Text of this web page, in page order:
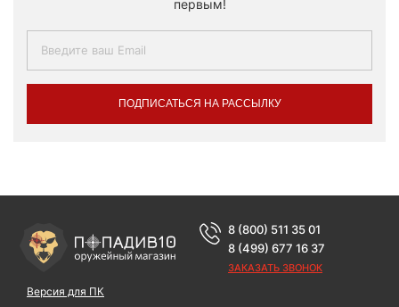
первым!
ПОДПИСАТЬСЯ НА РАССЫЛКУ
Версия для ПК
8 (800) 511 35 01
8 (499) 677 16 37
ЗАКАЗАТЬ ЗВОНОК